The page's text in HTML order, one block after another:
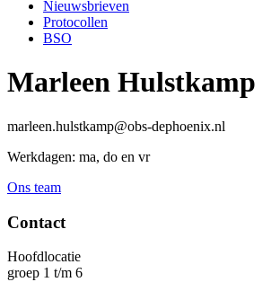
Nieuwsbrieven
Protocollen
BSO
Marleen Hulstkamp
marleen.hulstkamp@obs-dephoenix.nl
Werkdagen: ma, do en vr
Ons team
Contact
Hoofdlocatie
groep 1 t/m 6